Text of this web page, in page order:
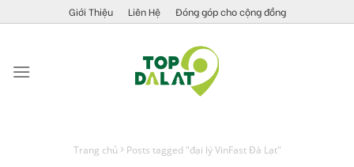
to
Giới Thiệu Liên Hệ Đóng góp cho cộng đồng
Trang chủ Posts tagged "đại lý VinFast Đà Lạt"